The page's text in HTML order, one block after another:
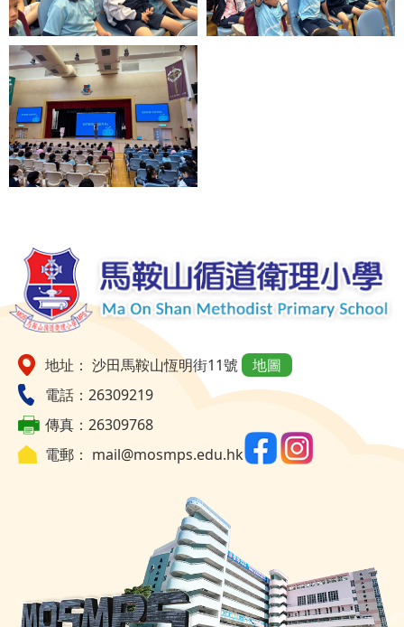
地址： 沙田馬鞍山恆明街11號
地圖
電話：26309219
傳真：26309768
電郵： mail@mosmps.edu.hk